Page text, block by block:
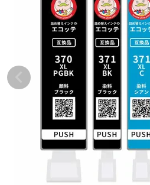
エプソンインク
ブラザーインク
詰め替えインク
互換インクボトル
互換インクカートリッジ
再生インクカートリッジ
記事を探す
お店の紹介